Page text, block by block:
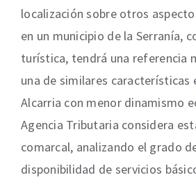
localización sobre otros
en un municipio de la Serranía,
turística, tendrá una referencia
una de similares características
Alcarria con menor dinamismo
Agencia Tributaria considera
comarcal, analizando el grado
disponibilidad de servicios